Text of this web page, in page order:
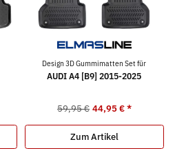
Design 3D Gummimatten Set für
AUDI A4 [B9] 2015-2025
59,95 € 44,95 €*
Zum Artikel